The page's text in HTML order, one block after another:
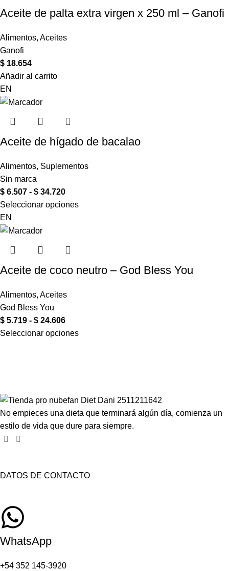
Aceite de palta extra virgen x 250 ml – Ganofi
Alimentos, Aceites
Ganofi
$ 18.654
Añadir al carrito
EN
Aceite de hígado de bacalao
Alimentos, Suplementos
Sin marca
$ 6.507 - $ 34.720
Seleccionar opciones
EN
Aceite de coco neutro – God Bless You
Alimentos, Aceites
God Bless You
$ 5.719 - $ 24.606
Seleccionar opciones
No empieces una dieta que terminará algún día, comienza un
estilo de vida que dure para siempre.
DATOS DE CONTACTO
WhatsApp
+54 352 145-3920